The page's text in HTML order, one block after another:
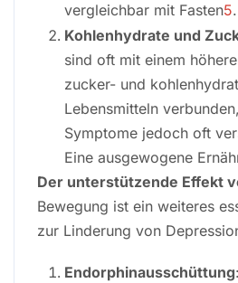
vergleichbar mit Fasten5.
Kohlenhydrate und
sind oft mit einem
zucker- und
Lebensmitteln
Symptome jedoch oft
Eine ausgewogene
Der unterstützende Effekt
Bewegung ist ein weiteres
zur Linderung von
Endorphinausschüttung